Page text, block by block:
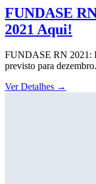
FUNDASE
2021 Aqui!
FUNDASE RN 2021:
previsto para
Ver Detalhes →